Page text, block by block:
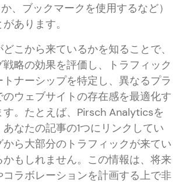
、ブックマークを使用するなど）
あります。
こから来ているかを知ることで、
略の効果を評価し、トラフィック
ナーシップを特定し、異なるプラ
のウェブサイトの存在感を最適化す
す。たとえば、Pirsch Analyticsを
なたの記事の1つにリンクしてい
から大部分のトラフィックが来てい
かもしれません。この情報は、将来
ラボレーションを計画する上で非